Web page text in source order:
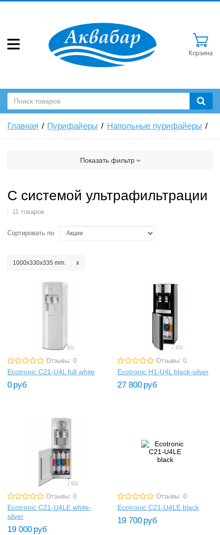
Корзина
Главная Пурифайеры Напольные пурифайеры
Показать фильтр
С системой ультрафильтрации
11 товаров
Сортировать по
1000x330x335 mm.
Отзывы: 0
Ecotronic C21-U4L full white
0 руб
Отзывы: 0
Ecotronic H1-U4L black-silver
27 800 руб
Отзывы: 0
Ecotronic C21-U4LE white-
silver
19 000 руб
Отзывы: 0
Ecotronic C21-U4LE black
19 700 руб